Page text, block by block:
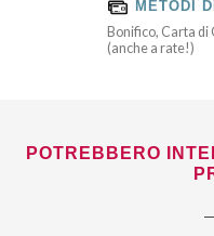
METODI
Bonifico, Carta di
(anche a rate!)
POTREBBERO